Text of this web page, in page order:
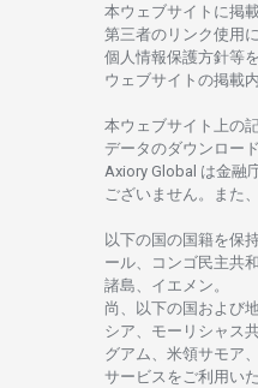
本ウェブサイトに掲
第三者の リンク使用に
個人情報保護方針等を
ウェブサイトの掲載
本ウェブサイト 上の
データのダウンロード
Axiory Global は金融
ございません。
また、
以下の国の国籍を保
ール、
コンゴ民主共
諸島、 イエメン。
尚、 以下の国および
シア、 モーリシャス
グアム、 米領サモア、
サービスを ご利用い